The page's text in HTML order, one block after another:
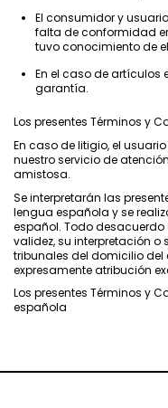
El consumidor y
falta de conformidad
tuvo conocimiento de
En el caso de artículos
garantía.
Los presentes Términos y
En caso de litigio, el
nuestro servicio de
amistosa.
Se interpretarán las
lengua española y se
español. Todo
validez, su interpretación o
tribunales del domicilio del
expresamente atribución
Los presentes Términos y
española